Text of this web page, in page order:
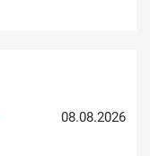
08.08.2026